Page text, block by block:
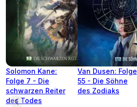
Solomon Kane:
Folge 7 - Die
schwarzen Reiter
des Todes
Van Dusen: Folge
55 - Die Söhne
des Zodiaks